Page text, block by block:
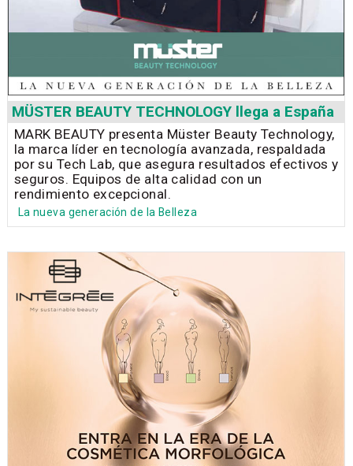
MÜSTER BEAUTY TECHNOLOGY llega a España
MARK BEAUTY presenta Müster Beauty Technology,
la marca líder en tecnología avanzada, respaldada
por su Tech Lab, que asegura resultados efectivos y
seguros. Equipos de alta calidad con un
rendimiento excepcional.
La nueva generación de la Belleza